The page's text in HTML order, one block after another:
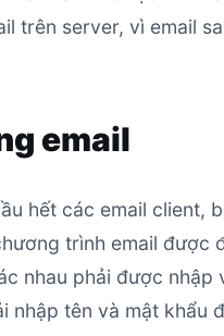
trên server, vì email
email
hết các email client,
trình email được
nhau phải được
tên và mật khẩu